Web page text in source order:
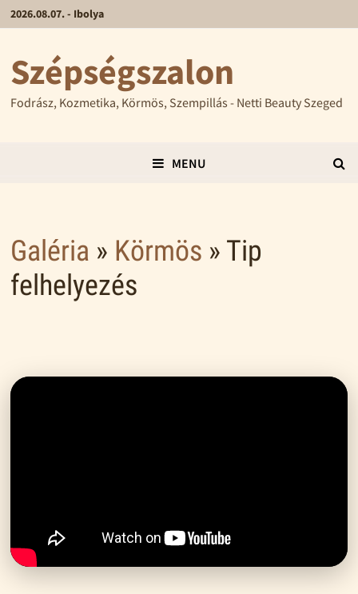
2026.08.07. - Ibolya
Szépségszalon
Fodrász, Kozmetika, Körmös, Szempillás - Netti Beauty Szeged
MENU
Galéria » Körmös » Tip
felhelyezés